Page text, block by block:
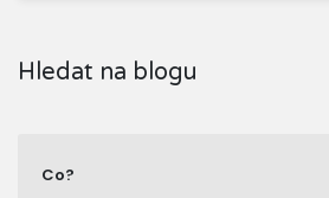
Hledat na blogu
Co?